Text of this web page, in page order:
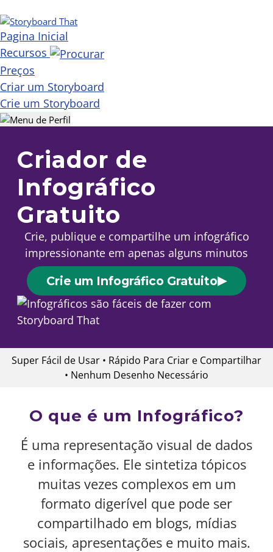
Pagina Inicial
Recursos
Preços
Criar um Storyboard
Crie um Storyboard
Criador de
Infográfico
Gratuito
Crie, publique e compartilhe um infográfico
impressionante em apenas alguns minutos
Crie um Infográfico Gratuito▶
Super Fácil de Usar • Rápido Para Criar e Compartilhar
• Nenhum Desenho Necessário
O que é um Infográfico?
É uma representação visual de dados
e informações. Ele sintetiza tópicos
muitas vezes complexos em um
formato digerível que pode ser
compartilhado em blogs, mídias
sociais, apresentações e muito mais.